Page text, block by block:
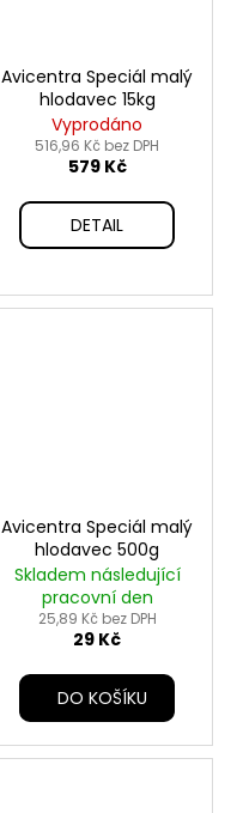
Avicentra Speciál malý
hlodavec 15kg
Vyprodáno
516,96 Kč bez DPH
579 Kč
DETAIL
Avicentra Speciál malý
hlodavec 500g
Skladem následující
pracovní den
25,89 Kč bez DPH
29 Kč
DO KOŠÍKU